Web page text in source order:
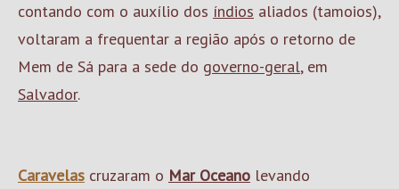
contando com o auxílio dos índios aliados (tamoios),
voltaram a frequentar a região após o retorno de
Mem de Sá para a sede do governo-geral, em
Salvador.
Caravelas cruzaram o Mar Oceano levando